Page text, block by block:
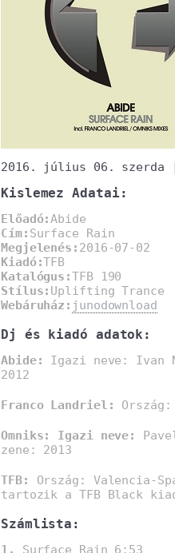
2016. július 06. szerda
Kislemez Adatai:
Előadó:Abide
Cím: Surface Rain
Megjelenés: 2016-07-02
Kiadó:TFB
Katalógus:TFB 190
Stílus: Uplifting Trance
Webáruház: junodownload
Dj és kiadó adatok:
Abide:
Igazi neve: Ivan
2012
Franco Landriel:
Omniks: Igazi neve:
zene: 2013
TFB:
Ország: Valencia-
tartozik a TFB Black
Számlista:
1.
Surface Rain 6:53